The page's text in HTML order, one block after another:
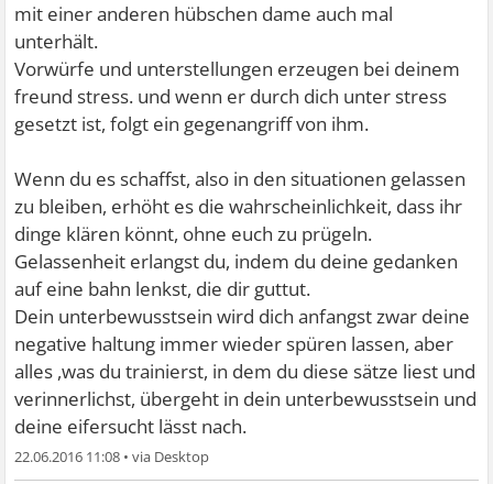
mit einer anderen hübschen dame auch mal
unterhält.
Vorwürfe und unterstellungen erzeugen bei deinem
freund stress. und wenn er durch dich unter stress
gesetzt ist, folgt ein gegenangriff von ihm.
Wenn du es schaffst, also in den situationen gelassen
zu bleiben, erhöht es die wahrscheinlichkeit, dass ihr
dinge klären könnt, ohne euch zu prügeln.
Gelassenheit erlangst du, indem du deine gedanken
auf eine bahn lenkst, die dir guttut.
Dein unterbewusstsein wird dich anfangst zwar deine
negative haltung immer wieder spüren lassen, aber
alles ,was du trainierst, in dem du diese sätze liest und
verinnerlichst, übergeht in dein unterbewusstsein und
deine eifersucht lässt nach.
22.06.2016 11:08 •